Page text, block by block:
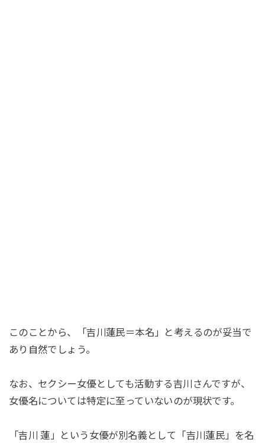
このことから、「吉川蓮民＝本名」と考えるのが妥当で
あり自然でしょう。
なお、セクシー女優としても活動する吉川さんですが、
女優名については特定に至っていないのが現状です。
「吉川 蓮」という女優が別名義として「吉川蓮民」を名